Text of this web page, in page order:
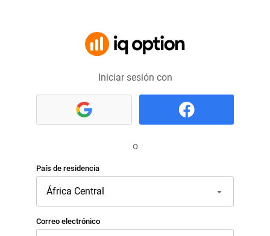
Iniciar sesión con
o
País de residencia
Correo electrónico